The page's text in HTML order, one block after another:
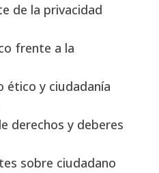
de la privacidad
frente a la
ético y ciudadanía
derechos y deberes
sobre ciudadano